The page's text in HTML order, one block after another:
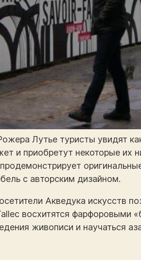
Лутье туристы увидят
и приобретут некоторые их
с авторским дизайном.
Акведука искусств
восхитятся фарфоровыми
живописи и научаться